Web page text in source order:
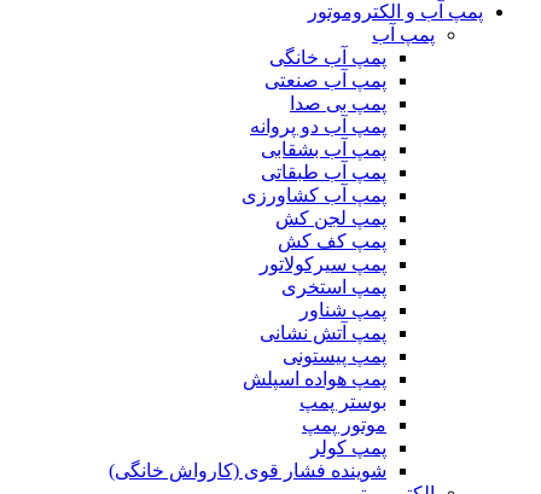
پمپ آب و الکتروموتور
پمپ آب
پمپ آب خانگی
پمپ آب صنعتی
پمپ بی صدا
پمپ آب دو پروانه
پمپ آب بشقابی
پمپ آب طبقاتی
پمپ آب کشاورزی
پمپ لجن کش
پمپ کف کش
پمپ سیرکولاتور
پمپ استخری
پمپ شناور
پمپ آتش نشانی
پمپ پیستونی
پمپ هواده اسپلش
بوستر پمپ
موتور پمپ
پمپ کولر
شوینده فشار قوی (کارواش خانگی)